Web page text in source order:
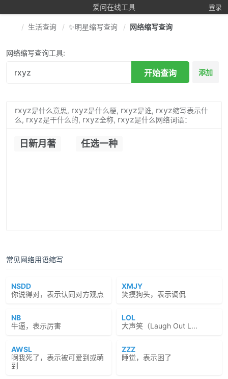
爱问在线工具 登录
生活查询 ✨明星缩写查询 网络缩写查询
网络缩写查询工具:
开始查询 添加
rxyz是什么意思, rxyz是什么梗, rxyz是谁, rxyz缩写表示什
么, rxyz是干什么的, rxyz全称, rxyz是什么网络词语：
日新月著 任选一种
常见网络用语缩写
NSDD
你说得对，表示认同对方观点
XMJY
笑摸狗头，表示调侃
NB
牛逼，表示厉害
LOL
大声笑（Laugh Out L...
AWSL
啊我死了，表示被可爱到或萌
到
ZZZ
睡觉，表示困了